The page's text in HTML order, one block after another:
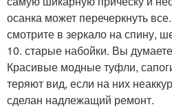
осанка может перечеркнуть
смотрите в зеркало на спину,
10. старые набойки. Вы
Красивые модные туфли,
теряют вид, если на них
сделан надлежащий ремонт.